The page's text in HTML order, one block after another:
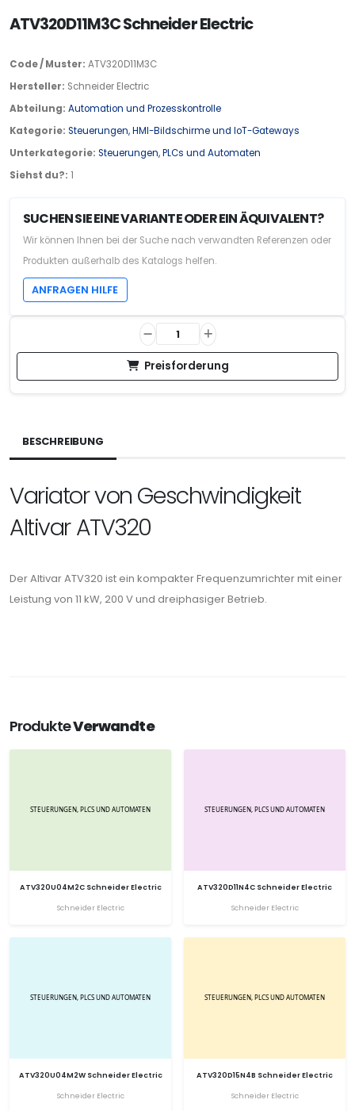
ATV320D11M3C Schneider Electric
Code / Muster: ATV320D11M3C
Hersteller: Schneider Electric
Abteilung: Automation und Prozesskontrolle
Kategorie: Steuerungen, HMI-Bildschirme und IoT-Gateways
Unterkategorie: Steuerungen, PLCs und Automaten
Siehst du?: 1
SUCHEN SIE EINE VARIANTE ODER EIN ÄQUIVALENT?
Wir können Ihnen bei der Suche nach verwandten Referenzen oder
Produkten außerhalb des Katalogs helfen.
ANFRAGEN HILFE
Preisforderung
BESCHREIBUNG
Variator von Geschwindigkeit
Altivar ATV320
Der Altivar ATV320 ist ein kompakter Frequenzumrichter mit einer
Leistung von 11 kW, 200 V und dreiphasiger Betrieb.
ProdukteVerwandte
ATV320U04M2C Schneider Electric
Schneider Electric
ATV320D11N4C Schneider Electric
Schneider Electric
ATV320U04M2W Schneider Electric
Schneider Electric
ATV320D15N4B Schneider Electric
Schneider Electric